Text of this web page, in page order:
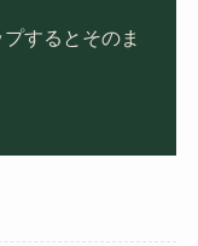
するとそのま